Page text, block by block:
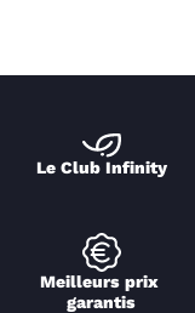
Le Club Infinity
Meilleurs prix
garantis